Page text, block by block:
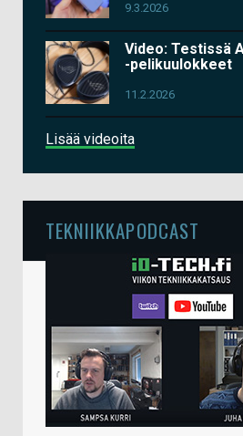
9.3.2026
Video: Testissä
-pelikuulokkeet
11.2.2026
Lisää videoita
TEKNIIKKAPODCAST